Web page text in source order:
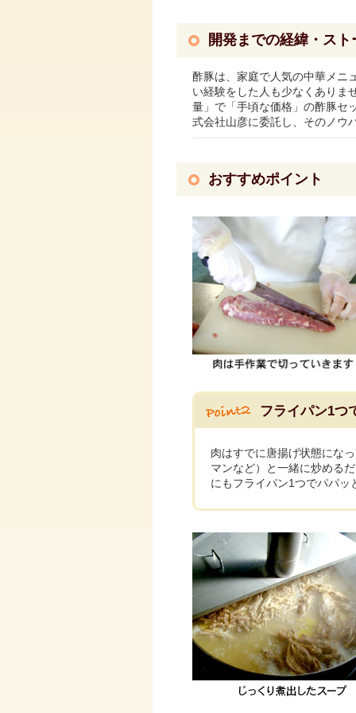
開発までの経緯・スト
酢豚は、家庭で人気の中華メニ
い経験をした人も少なくありま
量」で「手頃な価格」の酢豚セ
式会社山彦に委託し、そのノウ
おすすめポイント
フライパン1つ
肉はすでに唐揚げ状態にな
マンなど）と一緒に炒める
にもフライパン1つでパパ